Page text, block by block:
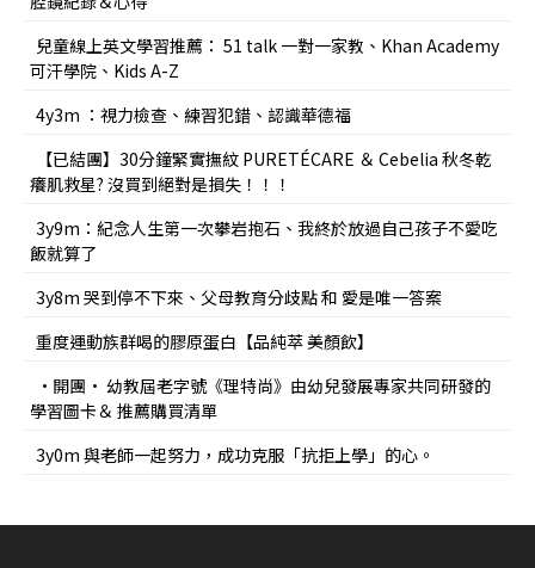
兒童線上英文學習推薦： 51 talk 一對一家教、Khan Academy
可汗學院、Kids A-Z
4y3m ：視力檢查、練習犯錯、認識華德福
【已結團】30分鐘緊實撫紋 PURETÉCARE ＆ Cebelia 秋冬乾
癢肌救星? 沒買到絕對是損失！！！
3y9m：紀念人生第一次攀岩抱石、我終於放過自己孩子不愛吃
飯就算了
3y8m 哭到停不下來、父母教育分歧點 和 愛是唯一答案
重度運動族群喝的膠原蛋白【品純萃 美顏飲】
•開團• 幼教屆老字號《理特尚》由幼兒發展專家共同研發的
學習圖卡＆ 推薦購買清單
3y0m 與老師一起努力，成功克服「抗拒上學」的心。